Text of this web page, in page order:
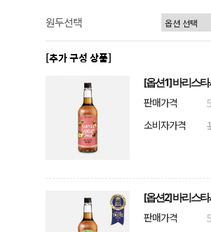
원두선택
[추가 구성 상품]
[옵션1] 바리스
판매가격
소비자가격
[옵션2] 바리스
판매가격